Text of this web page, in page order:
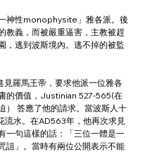
神性monophysite」雅各派。後
教義，而被嚴重逼害，主教被趕
，逃到波斯境內。逃不掉的被監
羅馬王帝，要求他派一位雅各
的價值，Justinian 527-565(在
） 答應了他的請求。當波斯人十
流水。在AD563年，他再次求見
一句這樣的話：「三位一體是一
詛」。當時有兩位公開表示不能